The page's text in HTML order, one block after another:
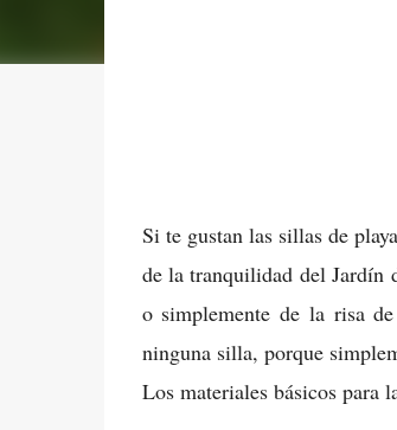
Si te gustan las sillas de
de la tranquilidad del Jardín
o simplemente de la risa
ninguna silla, porque
Los materiales básicos para